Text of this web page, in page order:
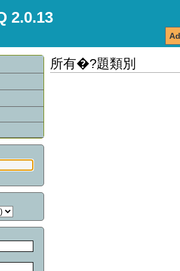
2.0.13
所有�?題類別